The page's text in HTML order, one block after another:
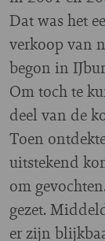
Dat was het
verkoop van
begon in
Om toch te
deel van de
Toen
uitstekend
om
gezet.
er zijn